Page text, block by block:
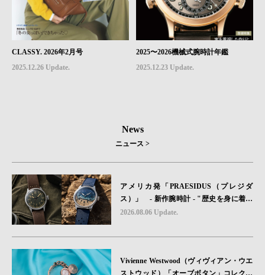
CLASSY. 2026年2月号
2025.12.26 Update.
2025〜2026機械式腕時計年鑑
2025.12.23 Update.
News
ニュース >
アメリカ発「PRAESIDUS（プレジダ
ス）」 - 新作腕時計 - "歴史を身に着け
る“ -戦場を駆け抜けたWillys MBのボンネ
砂を文字盤に閉じ込めた「A-11」コレク
2026.08.06 Update.
Vivienne Westwood（ヴィヴィアン・ウエ
ストウッド）「オーブボタン」コレクシ